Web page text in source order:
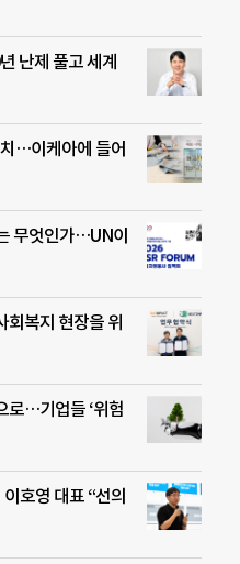
난제 풀고 세계
…이케아에 들어
무엇인가…UN이
복지 현장을 위
로…기업들 ‘위험
호영 대표 “선의